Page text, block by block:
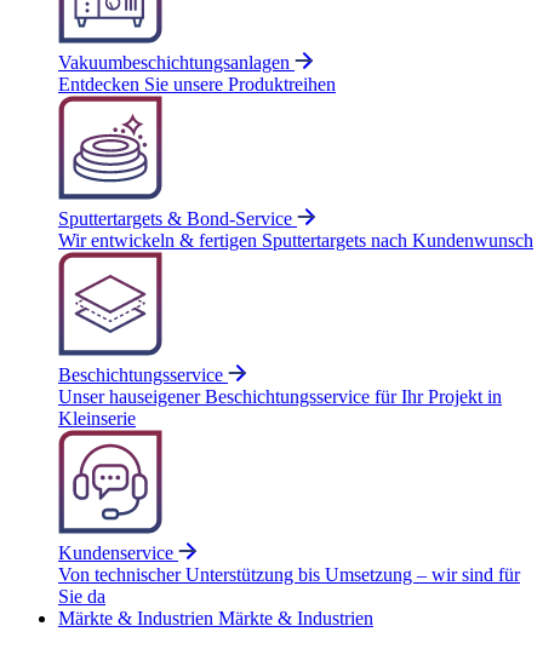
Vakuumbeschichtungsanlagen
Entdecken Sie unsere Produktreihen
Sputtertargets & Bond-Service
Wir entwickeln & fertigen Sputtertargets nach Kundenwunsch
Beschichtungsservice
Unser hauseigener Beschichtungsservice für Ihr Projekt in
Kleinserie
Kundenservice
Von technischer Unterstützung bis Umsetzung – wir sind für
Sie da
Märkte & Industrien Märkte & Industrien